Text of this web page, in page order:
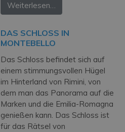
Weiterlesen…
DAS SCHLOSS IN
MONTEBELLO
Das Schloss befindet sich auf
einem stimmungsvollen Hügel
im Hinterland von Rimini, von
dem man das Panorama auf die
Marken und die Emilia-Romagna
genießen kann. Das Schloss ist
für das Rätsel von